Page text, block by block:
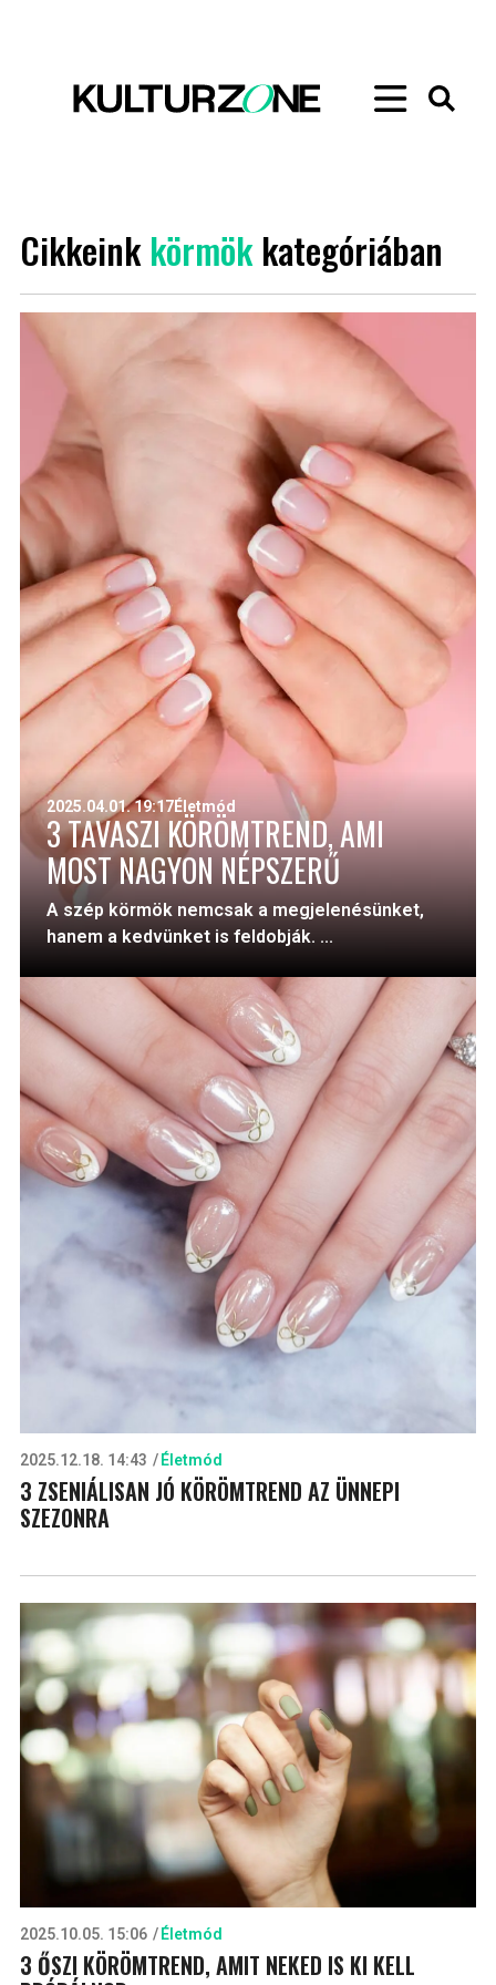
Cikkeinkkörmökkategóriában
2025.12.18. 14:43 Életmód
3 ZSENIÁLISAN JÓ KÖRÖMTREND AZ ÜNNEPI
SZEZONRA
2025.10.05. 15:06 Életmód
3 ŐSZI KÖRÖMTREND, AMIT NEKED IS KI KELL
2025.04.01. 19:17Életmód
3 TAVASZI KÖRÖMTREND, AMI
MOST NAGYON NÉPSZERŰ
A szép körmök nemcsak a megjelenésünket,
hanem a kedvünket is feldobják. ...